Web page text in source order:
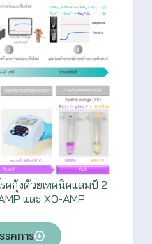
คกุ้งด้วยเทคนิคแลมป์ 2
และ XO-AMP
รศการ